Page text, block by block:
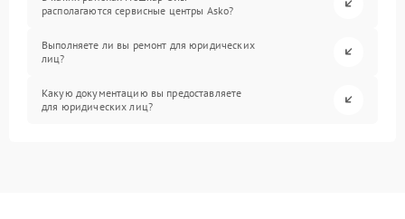
располагаются сервисные центры Asko?
Выполняете ли вы ремонт для юридических
лиц?
Какую документацию вы предоставляете
для юридических лиц?